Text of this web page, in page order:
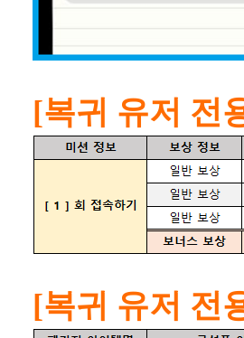
[복귀 유저 전
[복귀 유저 전